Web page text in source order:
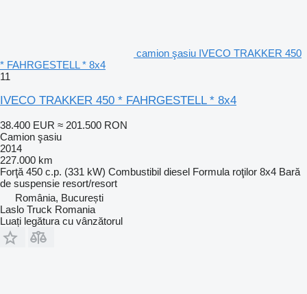
camion şasiu IVECO TRAKKER 450
* FAHRGESTELL * 8x4
11
IVECO TRAKKER 450 * FAHRGESTELL * 8x4
38.400 EUR ≈ 201.500 RON
Camion şasiu
2014
227.000 km
Forţă 450 c.p. (331 kW) Combustibil diesel Formula roţilor 8x4 Bară
de suspensie resort/resort
România, București
Laslo Truck Romania
Luați legătura cu vânzătorul